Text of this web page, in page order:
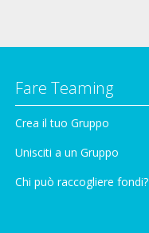
Fare Teaming
Crea il tuo Gruppo
Unisciti a un Gruppo
Chi può raccogliere fondi?